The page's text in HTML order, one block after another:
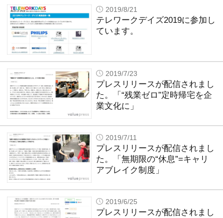
2019/8/21
テレワークデイズ2019に参加し
ています。
2019/7/23
プレスリリースが配信されまし
た。「“残業ゼロ”定時帰宅を企
業文化に」
2019/7/11
プレスリリースが配信されまし
た。「無期限の“休息”=キャリ
アブレイク制度」
2019/6/25
プレスリリースが配信されまし